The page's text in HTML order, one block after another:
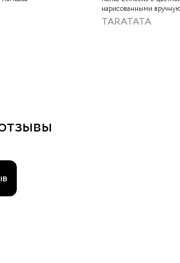
нарисованными
слюдяным порошком,
стеклянными бусинам
TARATATA